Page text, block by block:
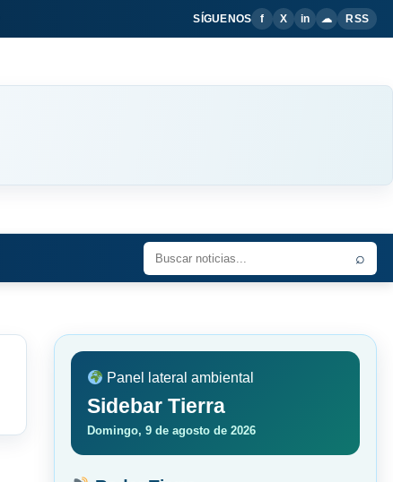
SÍGUENOS f X in ☁ RSS
⌕
Panel lateral ambiental
Sidebar Tierra
Domingo, 9 de agosto de 2026